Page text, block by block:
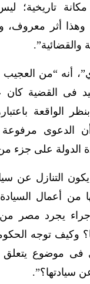
تاريخية؛
وهذا أثر معروف،
والقضائية”.
أنه “من العجيب
فى القضية
الواقعة
الدعوى
الدولة على جزء من
التنازل عن
من أعمال
إجراء يجرد مصر
وكيف توجه
فى موضوع يتعلق
سيادتها؟”.